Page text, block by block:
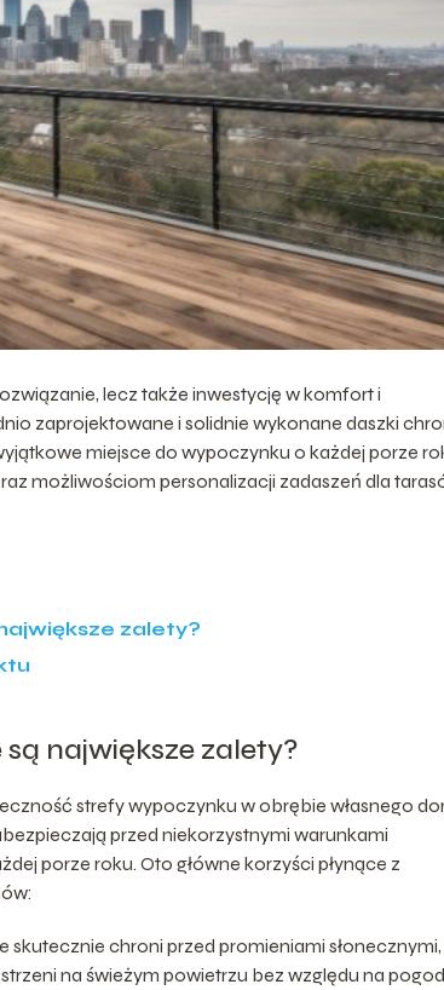
lecz także inwestycję w komfort i
zaprojektowane i solidnie wykonane daszki
miejsce do wypoczynku o każdej porze
możliwościom personalizacji zadaszeń dla
zalety?
największe zalety?
strefy wypoczynku w obrębie własnego
przed niekorzystnymi warunkami
porze roku. Oto główne korzyści płynące z
chroni przed promieniami słonecznymi,
na świeżym powietrzu bez względu na